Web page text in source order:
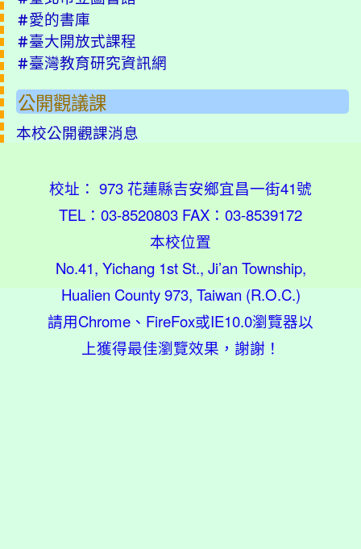
＃愛的書庫
＃臺大開放式課程
＃臺灣教育研究資訊網
公開觀議課
本校公開觀課消息
校址： 973 花蓮縣吉安鄉宜昌一街41號
TEL：03-8520803 FAX：03-8539172
本校位置
No.41, Yichang 1st St., Ji’an Township,
Hualien County 973, Taiwan (R.O.C.)
請用Chrome 、 FireFox或IE10.0瀏覽器以
上獲得最佳瀏覽效果，謝謝！